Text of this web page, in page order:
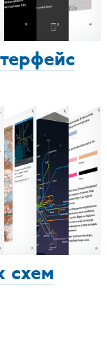
схем